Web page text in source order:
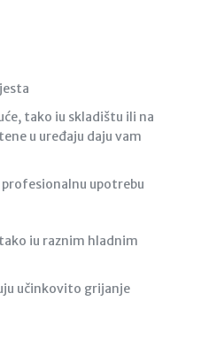
tako iu skladištu ili na
u uređaju daju vam
upotrebu
iu raznim hladnim
učinkovito grijanje